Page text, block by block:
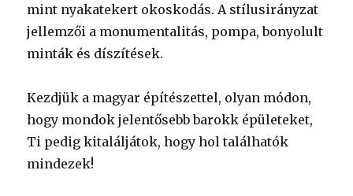
mint nyakatekert okoskodás. A stílusirányzat
jellemzői a monumentalitás, pompa, bonyolult
minták és díszítések.
Kezdjük a magyar építészettel, olyan módon,
hogy mondok jelentősebb barokk épületeket,
Ti pedig kitaláljátok, hogy hol találhatók
mindezek!